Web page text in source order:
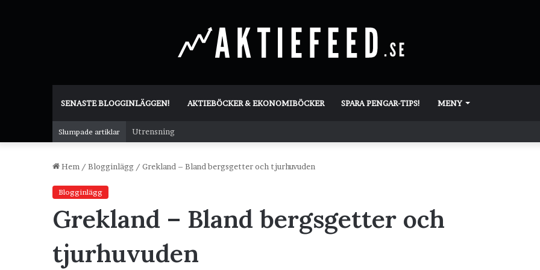
SENASTE BLOGGINLÄGGEN! AKTIEBÖCKER & EKONOMIBÖCKER SPARA PENGAR-TIPS! MENY
Slumpade artiklar Utrensning
Hem / Blogginlägg / Grekland – Bland bergsgetter och tjurhuvuden
Blogginlägg
Grekland – Bland bergsgetter och
tjurhuvuden